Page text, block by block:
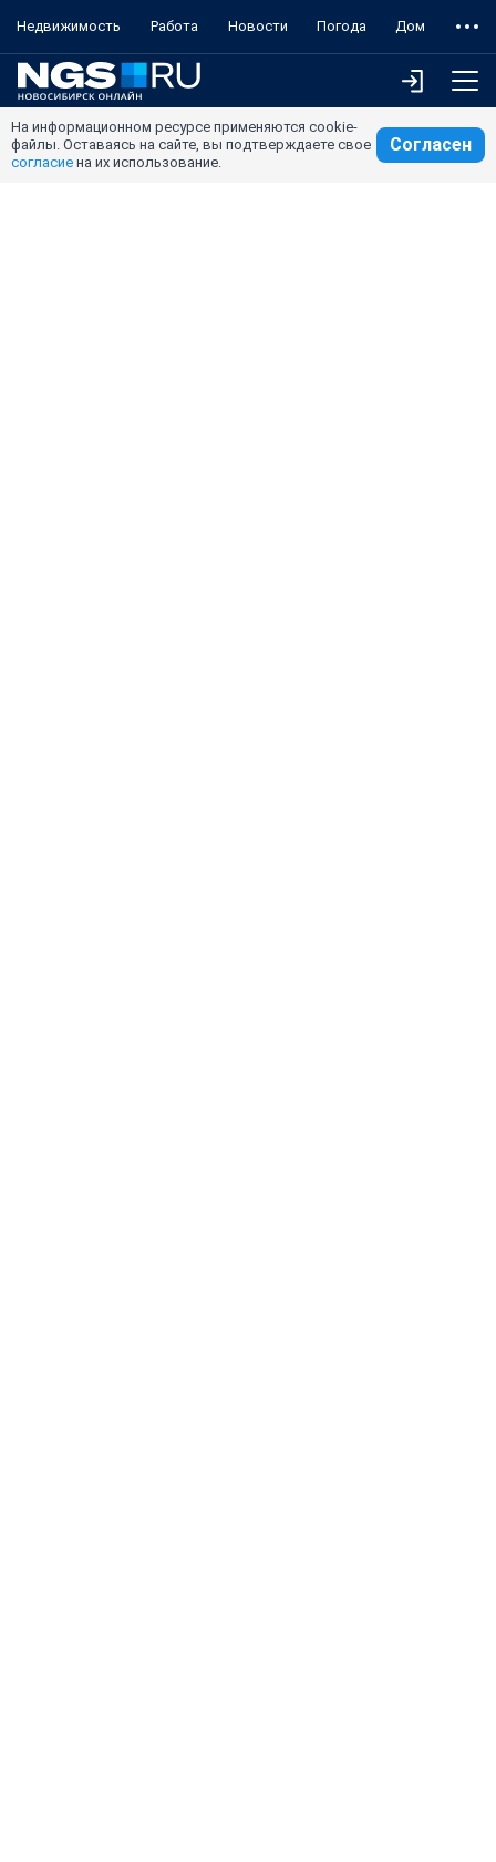
Недвижимость Работа Новости Погода Дом
На информационном ресурсе применяются cookie-
файлы. Оставаясь на сайте, вы подтверждаете свое
согласие на их использование.
Согласен